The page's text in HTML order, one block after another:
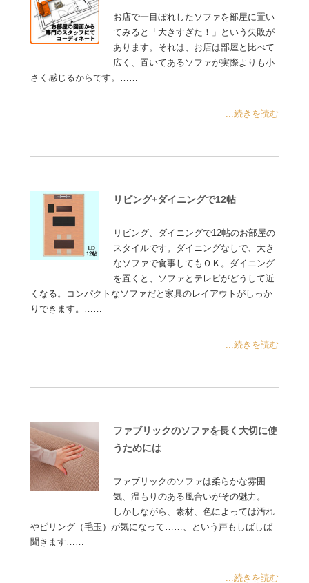
お店で一目ぼれしたソファを部屋に置い
てみると「大きすぎた！」という失敗が
あります。それは、お店は部屋と比べて
広く、置いてあるソファが実際よりも小
さく感じるからです。……
...続きを読む
リビング+ダイニングで12帖
リビング、ダイニングで12帖のお部屋の
スタイルです。ダイニングなしで、大き
なソファで食事してもＯＫ。ダイニング
を置くと、ソファとテレビがどうして近
くなる。コンパクトなソファだと家具のレイアウトがしっか
りできます。……
...続きを読む
ファブリックのソファを長く大切に使
うためには
ファブリックのソファは柔らかな雰囲
気、温もりのある風合いがその魅力。
しかしながら、素材、色によっては汚れ
やピリング（毛玉）が気になって……、という声もしばしば
聞きます……
...続きを読む